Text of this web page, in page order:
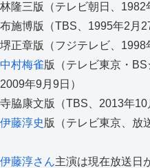
林隆三版（テレビ朝日、1982
布施博版（TBS、1995年2月
堺正章版（フジテレビ、1998
中村梅雀版（テレビ東京・
2009年9月9日）
寺脇康文版（TBS、2013年10
伊藤淳史版（テレビ東京、放
伊藤淳さん主演は現在放送日